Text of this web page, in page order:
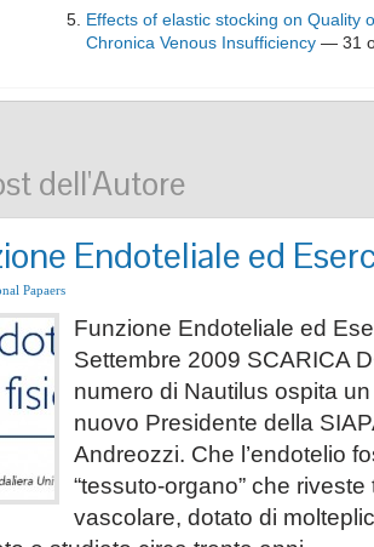
Effects of elastic stocking on Quality
Chronica Venous Insufficiency — 31
dell'Autore
Endoteliale ed
Papaers
Funzione Endoteliale ed
Settembre 2009 SCARICA
numero di Nautilus ospita
nuovo Presidente della
Andreozzi. Che l’endotelio
“tessuto-organo” che
vascolare, dotato di